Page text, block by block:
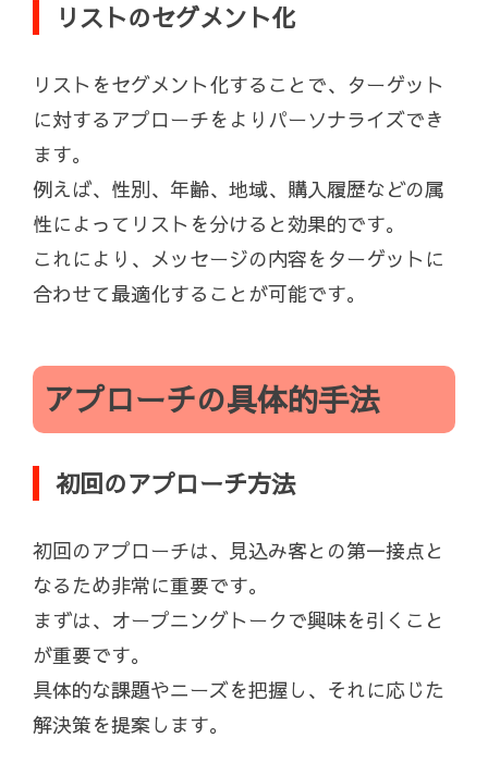
リストのセグメント化
リストをセグメント化することで、ターゲット
に対するアプローチをよりパーソナライズでき
ます。
例えば、性別、年齢、地域、購入履歴などの属
性によってリストを分けると効果的です。
これにより、メッセージの内容をターゲットに
合わせて最適化することが可能です。
アプローチの具体的手法
初回のアプローチ方法
初回のアプローチは、見込み客との第一接点と
なるため非常に重要です。
まずは、オープニングトークで興味を引くこと
が重要です。
具体的な課題やニーズを把握し、それに応じた
解決策を提案します。